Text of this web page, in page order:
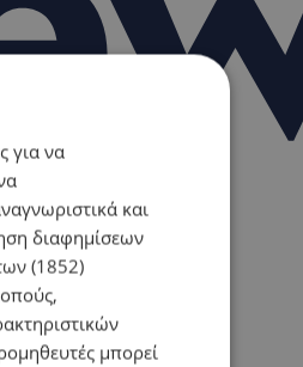
για να
και
διαφημίσεων
(1852)
μπορεί